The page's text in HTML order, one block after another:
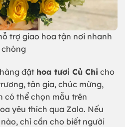
trợ giao hoa tận nơi nhanh
chóng
đặt hoa tươi Củ Chi cho
tân gia, chúc mừng,
có thể chọn mẫu trên
yêu thích qua Zalo. Nếu
chỉ cần cho biết người